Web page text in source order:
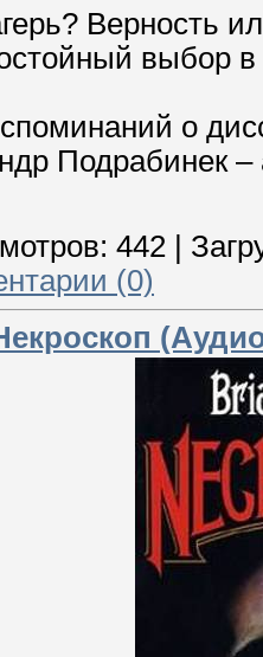
Верность
выбор
о
Подрабинек
442
(0)